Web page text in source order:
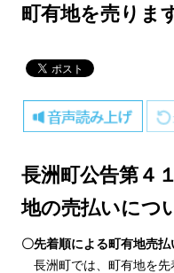
町有地を売りま
長洲町公告第４
地の売払いにつ
〇先着順による町有地売
長洲町では、町有地を先